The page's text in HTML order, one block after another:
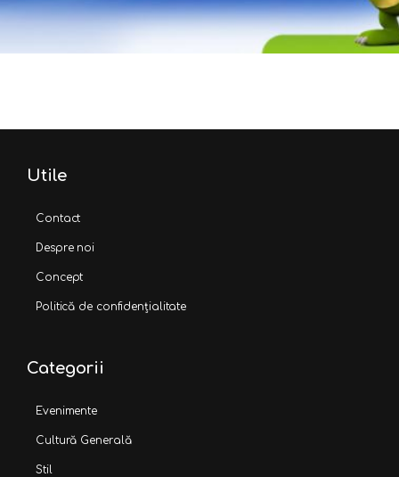
Utile
Contact
Despre noi
Concept
Politică de confidențialitate
Categorii
Evenimente
Cultură Generală
Stil